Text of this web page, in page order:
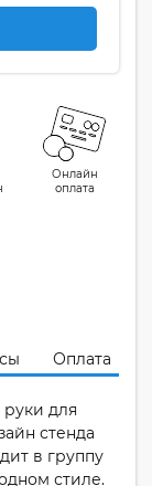
Онлайн
оплата
Оплата
для
стенда
в группу
стиле.